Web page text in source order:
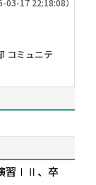
03-17 22:18:08）
コミュニテ
習ⅠⅡ、卒